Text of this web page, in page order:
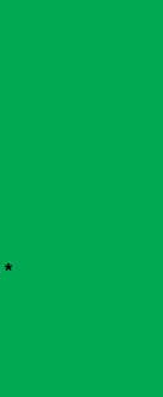
*Obligatorio